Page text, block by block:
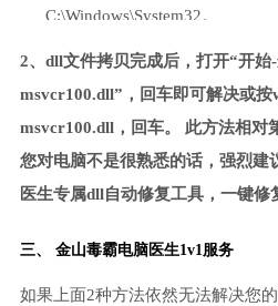
C:\Windows\System32。
2、dll文件拷贝完成后，打开“开始
msvcr100.dll”，回车即可解决或
msvcr100.dll，回车。 此方法相对
您对电脑不是很熟悉的话，强烈建
医生专属dll自动修复工具，一键修
三、 金山毒霸电脑医生1v1服务
如果上面2种方法依然无法解决您